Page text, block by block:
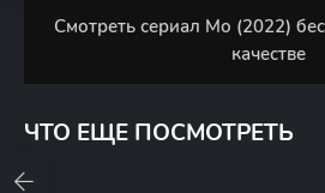
Смотреть сериал Мо (2022)
качестве
ЧТО ЕЩЕ ПОСМОТРЕТЬ